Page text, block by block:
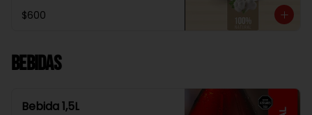
$600
Bebidas
Bebida 1,5L